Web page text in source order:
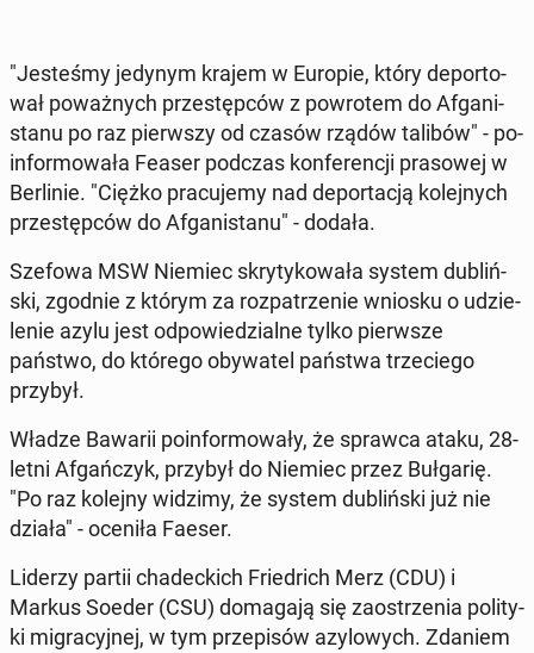
"Je­ste­śmy jedynym krajem w Europie, który de­por­to­
wał po­waż­nych prze­stęp­ców z po­wro­tem do Afga­ni­
sta­nu po raz pierw­szy od czasów rządów talibów" - po­
in­for­mo­wa­ła Feaser podczas kon­fe­ren­cji pra­so­wej w
Ber­li­nie. "Ciężko pra­cu­je­my nad de­por­ta­cją ko­lej­nych
prze­stęp­ców do Afga­ni­sta­nu" - dodała.
Szefowa MSW Niemiec skry­ty­ko­wa­ła system du­bliń­
ski, zgodnie z którym za roz­pa­trze­nie wniosku o udzie­
le­nie azylu jest od­po­wie­dzial­ne tylko pierw­sze
państwo, do którego oby­wa­tel państwa trze­cie­go
przybył.
Władze Bawarii po­in­for­mo­wa­ły, że sprawca ataku, 28-
letni Afgań­czyk, przybył do Niemiec przez Buł­ga­rię.
"Po raz kolejny widzimy, że system du­bliń­ski już nie
działa" - oceniła Faeser.
Liderzy partii cha­dec­kich Frie­drich Merz (CDU) i
Markus Soeder (CSU) do­ma­ga­ją się za­ostrze­nia po­li­ty­
ki mi­gra­cyj­nej, w tym prze­pi­sów azy­lo­wych. Zdaniem